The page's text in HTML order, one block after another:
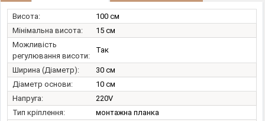
Висота:
100 см
Мінімальна висота:
15 см
Можливість
регулювання висоти:
Так
Ширина (Діаметр):
30 см
Діаметр основи:
10 см
Напруга:
220V
Тип кріплення:
монтажна планка